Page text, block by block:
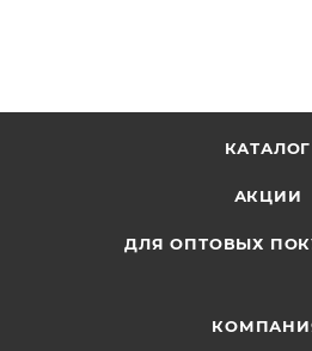
КАТАЛОГ
АКЦИИ
ДЛЯ ОПТОВЫХ